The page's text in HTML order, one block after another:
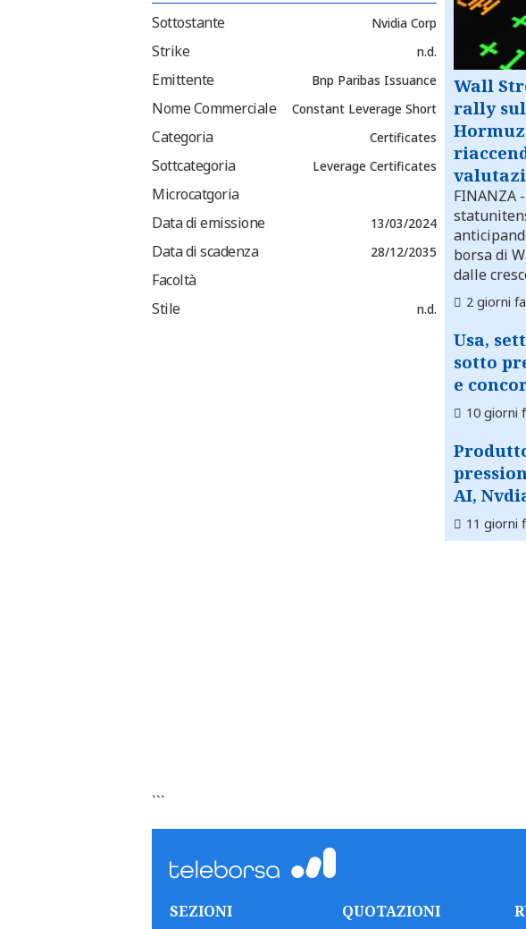
Sottostante
Nvidia Corp
Strike n.d.
Emittente Bnp Paribas Issuance
Nome Commerciale Constant Leverage Short
Categoria Certificates
Sottcategoria Leverage Certificates
Microcatgoria
Data di emissione
13/03/2024
Data di scadenza 28/12/2035
Facoltà
Stile
n.d.
Wall
rally
FINANZA
borsa di
dalle
2 giorni fa
Usa,
sotto
e
10 giorni
AI,
11 giorni
```
SEZIONI
QUOTAZIONI